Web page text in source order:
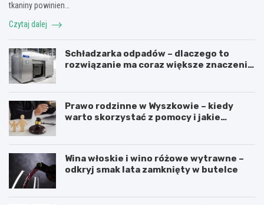
tkaniny powinien…
Czytaj dalej
Schładzarka odpadów – dlaczego to
rozwiązanie ma coraz większe znaczenie
Prawo rodzinne w Wyszkowie – kiedy
warto skorzystać z pomocy i jakie
Wina włoskie i wino różowe wytrawne –
odkryj smak lata zamknięty w butelce